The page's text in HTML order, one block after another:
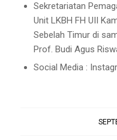
Sekretariatan
Unit LKBH FH UII
Sebelah Timur di
Prof. Budi Agus
Social Media :